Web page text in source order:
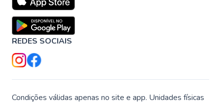
REDES SOCIAIS
Condições válidas apenas no site e app. Unidades físicas